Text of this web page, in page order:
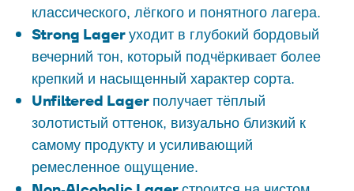
классического, лёгкого и понятного лагера.
Strong Lager уходит в глубокий бордовый
вечерний тон, который подчёркивает более
крепкий и насыщенный характер сорта.
Unfiltered Lager получает тёплый
золотистый оттенок, визуально близкий к
самому продукту и усиливающий
ремесленное ощущение.